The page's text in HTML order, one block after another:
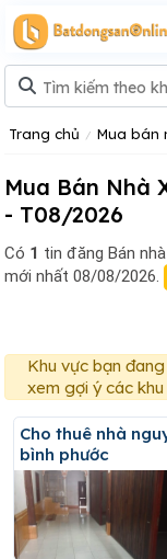
Trang chủ Mua bán
Mua Bán Nhà
- T08/2026
Có 1 tin đăng Bán
mới nhất 08/08/2026.
Khu vực bạn
xem gợi ý các
Cho thuê nhà nguyên căn tại phường tân tiến bù đốp
bình phước